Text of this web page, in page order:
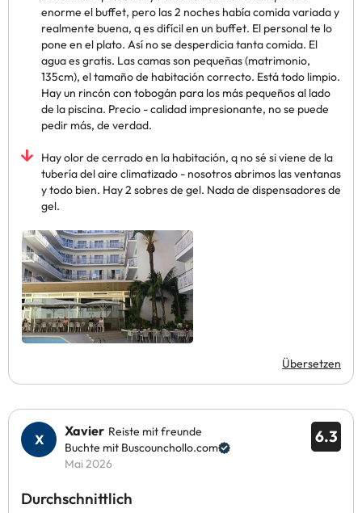
enorme el buffet, pero las 2 noches había comida variada y
realmente buena, q es difícil en un buffet. El personal te lo
pone en el plato. Así no se desperdicia tanta comida. El
agua es gratis. Las camas son pequeñas (matrimonio,
135cm), el tamaño de habitación correcto. Está todo limpio.
Hay un rincón con tobogán para los más pequeños al lado
de la piscina. Precio - calidad impresionante, no se puede
pedir más, de verdad.
Hay olor de cerrado en la habitación, q no sé si viene de la
tubería del aire climatizado - nosotros abrimos las ventanas
y todo bien. Hay 2 sobres de gel. Nada de dispensadores de
gel.
Übersetzen
6.3
Xavier Reiste mit freunde
Buchte mit Buscounchollo.com
Mai 2026
Durchschnittlich